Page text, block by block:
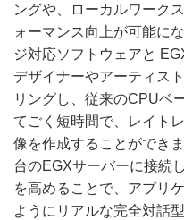
ングや、ローカルワーク
ォーマンス向上が可能に
ジ対応ソフトウェアと
デザイナーやアーティス
リングし、従来のCPUベ
てごく短時間で、レイト
像を作成することができ
台のEGXサーバーに接続
を高めることで、アプリ
ようにリアルな完全対話